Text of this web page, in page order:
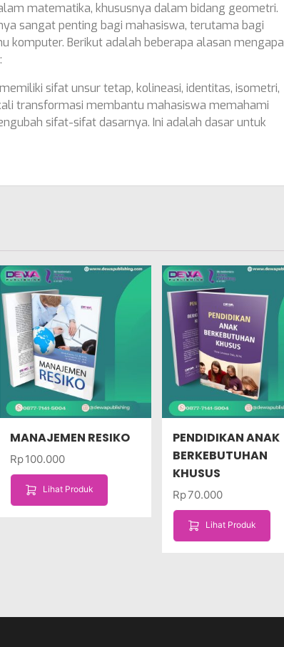
matematika, khususnya dalam bidang geometri.
sangat penting bagi mahasiswa, terutama bagi
komputer. Berikut adalah beberapa alasan mengapa
sifat unsur tetap, kolineasi, identitas, isometri,
transformasi membantu mahasiswa memahami
sifat-sifat dasarnya. Ini adalah dasar untuk
MANAJEMEN RESIKO
Rp100.000
Lihat Produk
PENDIDIKAN ANAK
BERKEBUTUHAN
KHUSUS
Rp70.000
Lihat Produk